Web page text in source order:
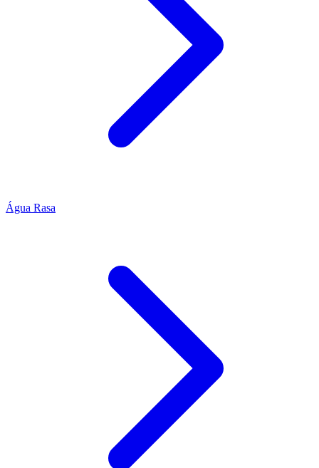
Água Rasa